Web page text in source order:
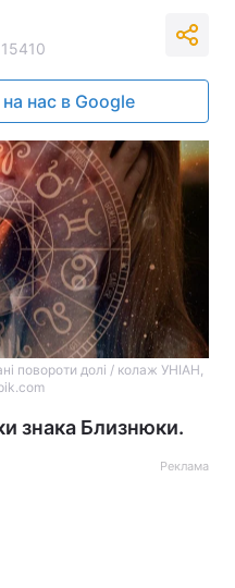
15410
нас в Google
повороти долі / колаж УНІАН,
знака Близнюки.
Реклама